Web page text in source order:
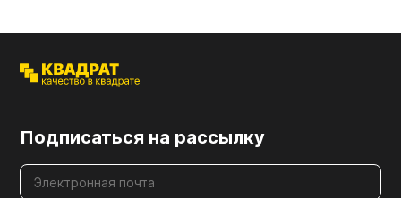
Подписаться на рассылку